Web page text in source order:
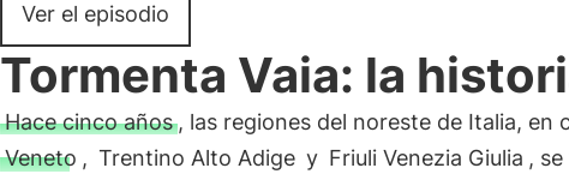
Ver el episodio
Tormenta Vaia: la
Hace cinco años, las regiones del noreste de Italia, en
Veneto , Trentino Alto Adige y Friuli Venezia Giulia ,